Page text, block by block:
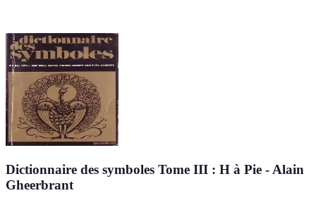
Dictionnaire des symboles Tome III : H à Pie - Alain
Gheerbrant